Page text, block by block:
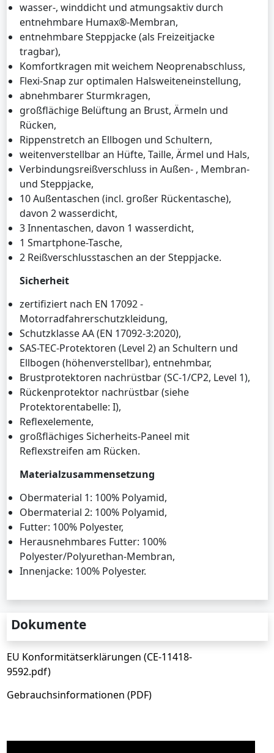
wasser-, winddicht und atmungsaktiv durch
entnehmbare Humax®-Membran,
entnehmbare Steppjacke (als Freizeitjacke
tragbar),
Komfortkragen mit weichem Neoprenabschluss,
Flexi-Snap zur optimalen Halsweiteneinstellung,
abnehmbarer Sturmkragen,
großflächige Belüftung an Brust, Ärmeln und
Rücken,
Rippenstretch an Ellbogen und Schultern,
weitenverstellbar an Hüfte, Taille, Ärmel und Hals,
Verbindungsreißverschluss in Außen- , Membran-
und Steppjacke,
10 Außentaschen (incl. großer Rückentasche),
davon 2 wasserdicht,
3 Innentaschen, davon 1 wasserdicht,
1 Smartphone-Tasche,
2 Reißverschlusstaschen an der Steppjacke.
Sicherheit
zertifiziert nach EN 17092 -
Motorradfahrerschutzkleidung,
Schutzklasse AA (EN 17092-3:2020),
SAS-TEC-Protektoren (Level 2) an Schultern und
Ellbogen (höhenverstellbar), entnehmbar,
Brustprotektoren nachrüstbar (SC-1/CP2, Level 1),
Rückenprotektor nachrüstbar (siehe
Protektorentabelle: I),
Reflexelemente,
großflächiges Sicherheits-Paneel mit
Reflexstreifen am Rücken.
Materialzusammensetzung
Obermaterial 1: 100% Polyamid,
Obermaterial 2: 100% Polyamid,
Futter: 100% Polyester,
Herausnehmbares Futter: 100%
Polyester/Polyurethan-Membran,
Innenjacke: 100% Polyester.
Dokumente
EU Konformitätserklärungen (CE-11418-
9592.pdf)
Gebrauchsinformationen (PDF)